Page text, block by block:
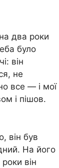
два роки
було
він
не
все — і мої
і пішов.
він був
На його
він